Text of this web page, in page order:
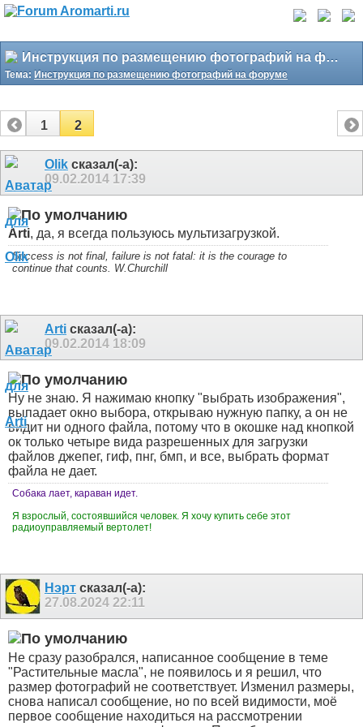
Инструкция по размещению фотографий на форуме
Тема: Инструкция по размещению фотографий на форуме
1 2
Olik сказал(-а):
09.02.2014 17:39
Arti, да, я всегда пользуюсь мультизагрузкой.
Success is not final, failure is not fatal: it is the courage to
continue that counts. W.Churchill
Arti сказал(-а):
09.02.2014 18:09
Ну не знаю. Я нажимаю кнопку "выбрать изображения",
выпадает окно выбора, открываю нужную папку, а он не
видит ни одного файла, потому что в окошке над кнопкой
ок только четыре вида разрешенных для загрузки
файлов джепег, гиф, пнг, бмп, и все, выбрать формат
файла не дает.
Собака лает, караван идет.
Я взрослый, состоявшийся человек. Я хочу купить себе этот
радиоуправляемый вертолет!
Нэрт сказал(-а):
27.08.2024 22:11
Не сразу разобрался, написанное сообщение в теме
"Растительные масла", не появилось и я решил, что
размер фотографий не соответствует. Изменил размеры,
снова написал сообщение, но по всей видимости, моё
первое сообщение находиться на рассмотрении